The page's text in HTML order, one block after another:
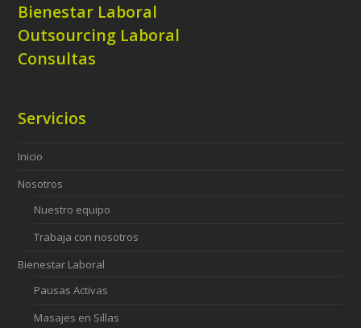
Bienestar Laboral
Outsourcing Laboral
Consultas
Servicios
Inicio
Nosotros
Nuestro equipo
Trabaja con nosotros
Bienestar Laboral
Pausas Activas
Masajes en Sillas